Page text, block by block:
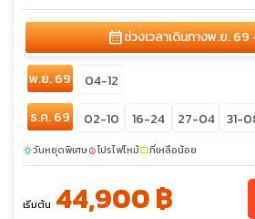
calendar_monthช่วงเวลาเดินทางพ.ย. 69
พ.ย. 69
04-12
ธ.ค. 69
02-10 16-24 27-04 31-
sunnyวันหยุดพิเศษlocal_fire_departmentโปรไฟไหม้confirmation_numberที่เหลือน้อย
เริ่มต้น 44,900 ฿